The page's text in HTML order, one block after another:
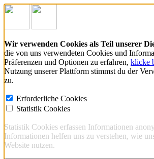
Wir verwenden Cookies als Teil unserer
die von uns verwendeten Cookies und
Präferenzen und Optionen zu erfahren, klicke
Nutzung unserer Plattform stimmst du der
zu.
Erforderliche Cookies
Statistik Cookies
Statistik Cookies erfassen Informationen
Informationen helfen uns zu verstehen, wie
Website nutzen.